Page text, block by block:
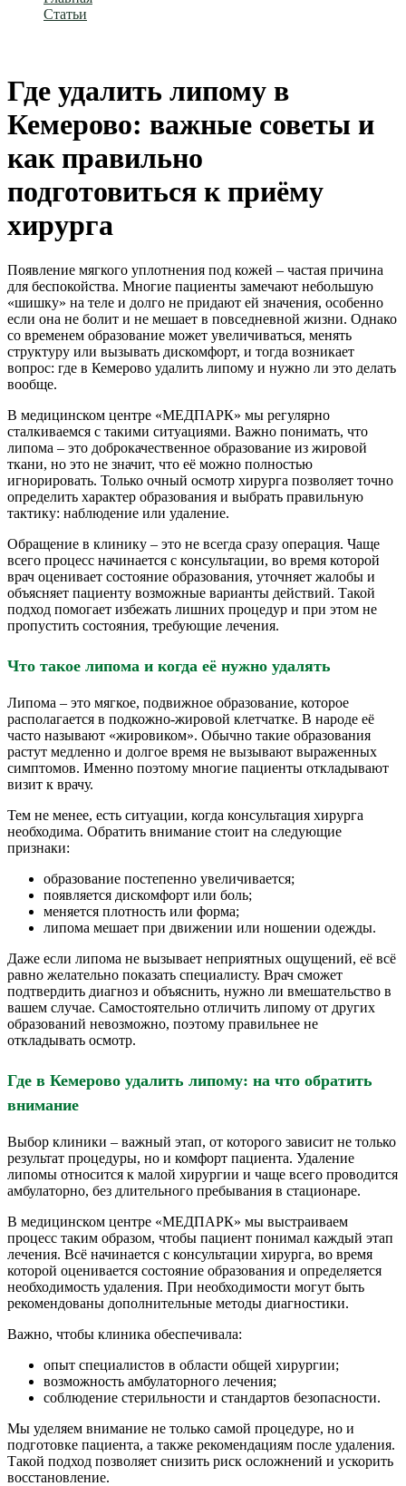
Статьи
Где удалить липому в
Кемерово: важные советы и
как правильно
подготовиться к приёму
хирурга
Появление мягкого уплотнения под кожей – частая причина
для беспокойства. Многие пациенты замечают небольшую
«шишку» на теле и долго не придают ей значения, особенно
если она не болит и не мешает в повседневной жизни. Однако
со временем образование может увеличиваться, менять
структуру или вызывать дискомфорт, и тогда возникает
вопрос: где в Кемерово удалить липому и нужно ли это делать
вообще.
В медицинском центре «МЕДПАРК» мы регулярно
сталкиваемся с такими ситуациями. Важно понимать, что
липома – это доброкачественное образование из жировой
ткани, но это не значит, что её можно полностью
игнорировать. Только очный осмотр хирурга позволяет точно
определить характер образования и выбрать правильную
тактику: наблюдение или удаление.
Обращение в клинику – это не всегда сразу операция. Чаще
всего процесс начинается с консультации, во время которой
врач оценивает состояние образования, уточняет жалобы и
объясняет пациенту возможные варианты действий. Такой
подход помогает избежать лишних процедур и при этом не
пропустить состояния, требующие лечения.
Что такое липома и когда её нужно удалять
Липома – это мягкое, подвижное образование, которое
располагается в подкожно-жировой клетчатке. В народе её
часто называют «жировиком». Обычно такие образования
растут медленно и долгое время не вызывают выраженных
симптомов. Именно поэтому многие пациенты откладывают
визит к врачу.
Тем не менее, есть ситуации, когда консультация хирурга
необходима. Обратить внимание стоит на следующие
признаки:
образование постепенно увеличивается;
появляется дискомфорт или боль;
меняется плотность или форма;
липома мешает при движении или ношении одежды.
Даже если липома не вызывает неприятных ощущений, её всё
равно желательно показать специалисту. Врач сможет
подтвердить диагноз и объяснить, нужно ли вмешательство в
вашем случае. Самостоятельно отличить липому от других
образований невозможно, поэтому правильнее не
откладывать осмотр.
Где в Кемерово удалить липому: на что обратить
внимание
Выбор клиники – важный этап, от которого зависит не только
результат процедуры, но и комфорт пациента. Удаление
липомы относится к малой хирургии и чаще всего проводится
амбулаторно, без длительного пребывания в стационаре.
В медицинском центре «МЕДПАРК» мы выстраиваем
процесс таким образом, чтобы пациент понимал каждый этап
лечения. Всё начинается с консультации хирурга, во время
которой оценивается состояние образования и определяется
необходимость удаления. При необходимости могут быть
рекомендованы дополнительные методы диагностики.
Важно, чтобы клиника обеспечивала:
опыт специалистов в области общей хирургии;
возможность амбулаторного лечения;
соблюдение стерильности и стандартов безопасности.
Мы уделяем внимание не только самой процедуре, но и
подготовке пациента, а также рекомендациям после удаления.
Такой подход позволяет снизить риск осложнений и ускорить
восстановление.